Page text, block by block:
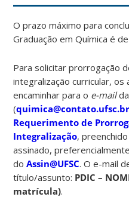
O prazo máximo para
Graduação em Química é
Para solicitar prorrogação
integralização curricular, os
encaminhar para o e-mail
(quimica@contato.ufsc.br
Requerimento de
Integralização,
assinado,
doAssin@UFSC. O e-mail
título/assunto: PDIC –
matrícula).